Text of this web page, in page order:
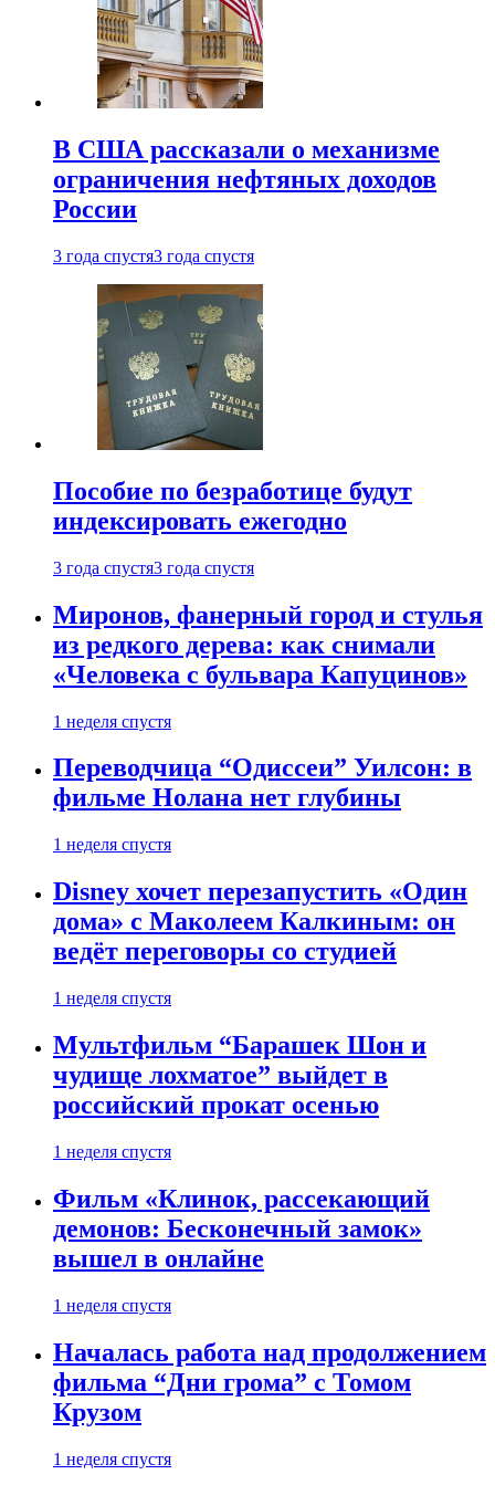
В США рассказали о механизме
ограничения нефтяных доходов
России
3 года спустя3 года спустя
Пособие по безработице будут
индексировать ежегодно
3 года спустя3 года спустя
Миронов, фанерный город и стулья
из редкого дерева: как снимали
«Человека с бульвара Капуцинов»
1 неделя спустя
Переводчица “Одиссеи” Уилсон: в
фильме Нолана нет глубины
1 неделя спустя
Disney хочет перезапустить «Один
дома» с Маколеем Калкиным: он
ведёт переговоры со студией
1 неделя спустя
Мультфильм “Барашек Шон и
чудище лохматое” выйдет в
российский прокат осенью
1 неделя спустя
Фильм «Клинок, рассекающий
демонов: Бесконечный замок»
вышел в онлайне
1 неделя спустя
Началась работа над продолжением
фильма “Дни грома” с Томом
Крузом
1 неделя спустя